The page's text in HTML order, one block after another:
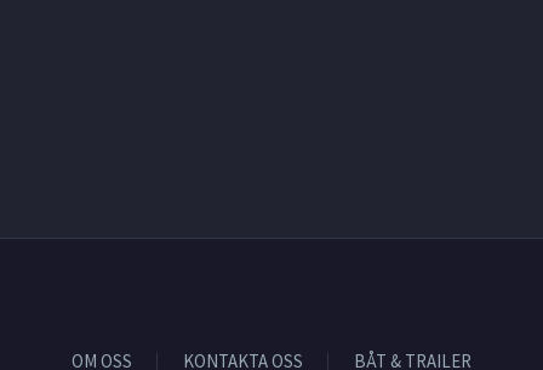
OM OSS KONTAKTA OSS BÅT & TRAILER